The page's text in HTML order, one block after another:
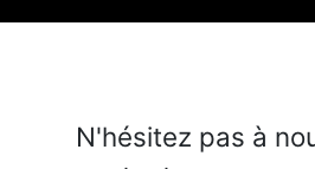
N'hésitez pas à